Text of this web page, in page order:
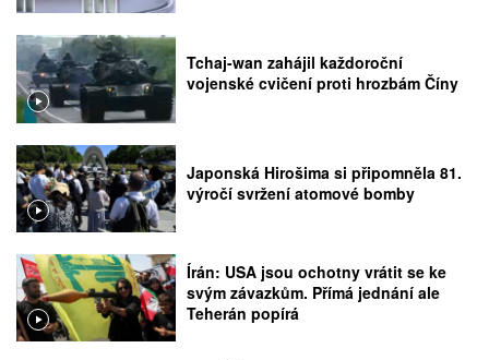
Tchaj-wan zahájil každoroční
vojenské cvičení proti hrozbám Číny
Japonská Hirošima si připomněla 81.
výročí svržení atomové bomby
Írán: USA jsou ochotny vrátit se ke
svým závazkům. Přímá jednání ale
Teherán popírá